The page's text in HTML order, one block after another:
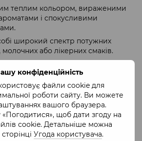
конфіденційність
файли cookie для
роботи сайту. Ви можете
вашого браузера.
«Погодитися», щоб дати згоду на
cookie. Детальніше можна
Угода користувача.
теплим кольором, вираженими
і спокусливими
широкий спектр потужних
або лікерних смаків.
олія, терте какао, сухе
тростинний цукор, натуральні
журавлина.
арахіс, журавлина.
: 18 місяців